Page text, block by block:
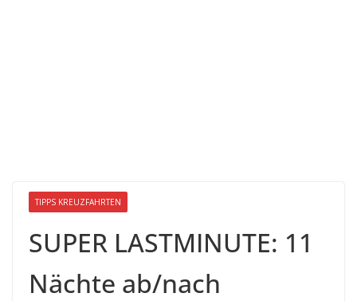
TIPPS KREUZFAHRTEN
SUPER LASTMINUTE: 11
Nächte ab/nach